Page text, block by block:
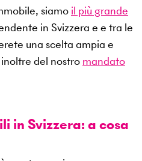
siamo il più grande
in Svizzera e e tra le
una scelta ampia e
del nostro mandato
in Svizzera: a cosa